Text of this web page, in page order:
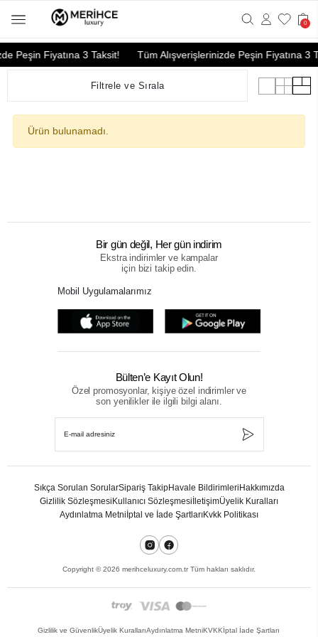
Peşin Fiyatına 3 Taksit! Tüm Alışverişlerinizde Peşin Fiyatına 3
0
Filtrele ve Sırala
Ürün bulunamadı.
Bir gün değil, Her gün indirim
Ekstra indirimler ve kampalar
için bizi takip edin.
Mobil Uygulamalarımız
Bülten’e Kayıt Olun!
Özel promosyonlar, kişiye özel indirimler ve
son yenilikler ile ilgili bilgi alanı.
Sıkça Sorulan SorularSipariş TakipHavale Bildirimleri Hakkımızda
Gizlilik Sözleşmesi Kullanıcı Sözleşmesi İletişimÜyelik Kuralları
Aydınlatma Metni İptal ve İade ŞartlarıKvkk Politikası
Copyright ©2026 merihceluxury.com.tr Tüm hakları saklıdır.
Gizlilik ve GüvenlikÜyelik KurallarıAydınlatma MetniKVKKİptal İade Şartları